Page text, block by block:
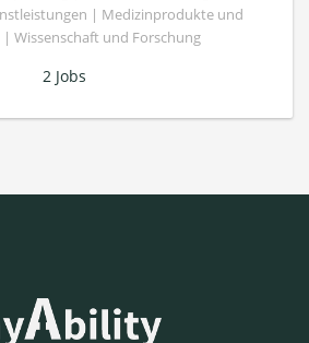
| Medizinprodukte und
| Wissenschaft und Forschung
2 Jobs